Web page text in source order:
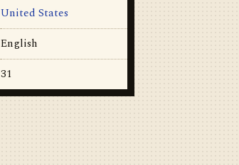
United States
English
31